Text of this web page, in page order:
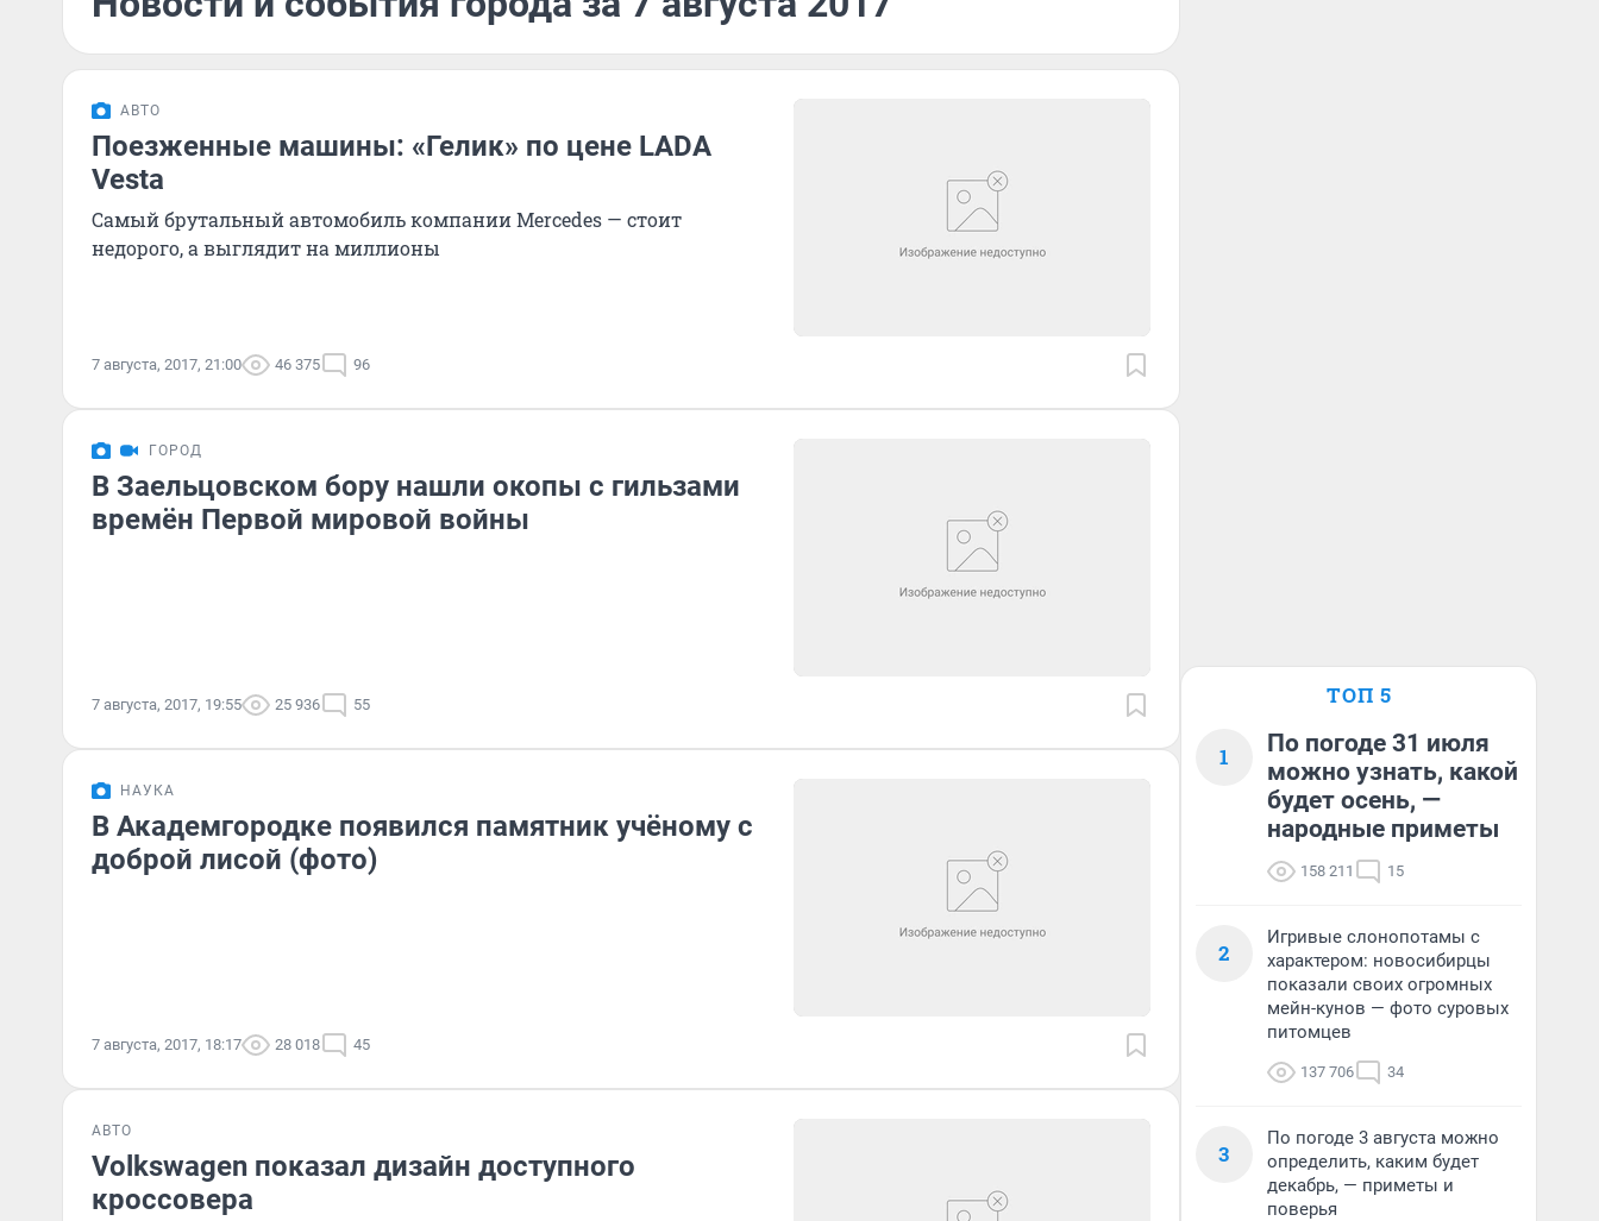
АВТО
Поезженные машины: «Гелик» по цене LADA
Vesta
Самый брутальный автомобиль компании Mercedes — стоит
недорого, а выглядит на миллионы
7 августа, 2017, 21:00 46 375 96
ГОРОД
В Заельцовском бору нашли окопы с гильзами
времён Первой мировой войны
7 августа, 2017, 19:55 25 936 55
НАУКА
В Академгородке появился памятник учёному с
доброй лисой (фото)
7 августа, 2017, 18:17 28 018 45
АВТО
Volkswagen показал дизайн доступного
кроссовера
ТОП 5
1
По погоде 31 июля
можно узнать, какой
будет осень, —
народные приметы
158 211 15
2
Игривые слонопотамы с
характером: новосибирцы
показали своих огромных
мейн-кунов — фото суровых
питомцев
137 706 34
3
По погоде 3 августа можно
определить, каким будет
декабрь, — приметы и
поверья